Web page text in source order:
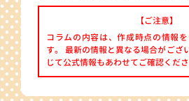
【ご注意】
コラムの内容は、作成時点の情報
す。 最新の情報と異なる場合がござ
じて公式情報もあわせてご確認くださ